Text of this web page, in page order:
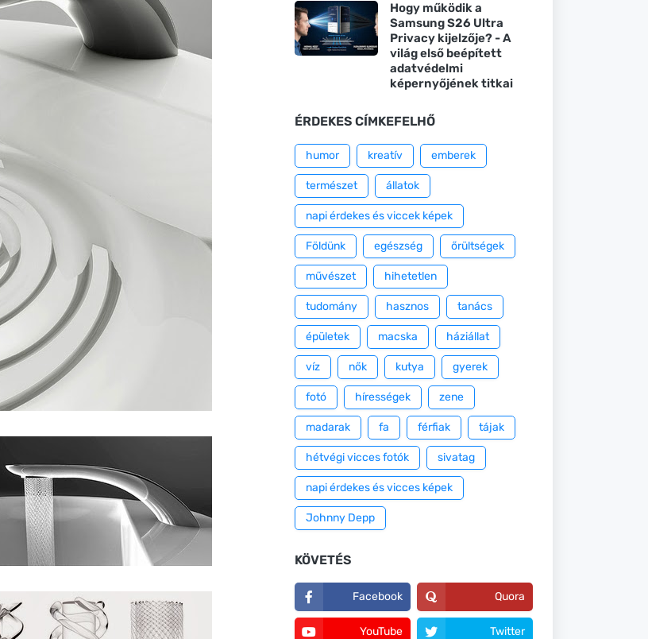
Hogy működik a
Samsung S26 Ultra
Privacy kijelzője? - A
világ első beépített
adatvédelmi
képernyőjének titkai
ÉRDEKES CÍMKEFELHŐ
humor kreatív emberek
természet állatok
napi érdekes és viccek képek
Földünk egészség őrültségek
művészet hihetetlen
tudomány hasznos tanács
épületek macska háziállat
víz nők kutya gyerek
fotó hírességek zene
madarak fa férfiak tájak
hétvégi vicces fotók sivatag
napi érdekes és vicces képek
Johnny Depp
KÖVETÉS
Facebook Quora
YouTube Twitter